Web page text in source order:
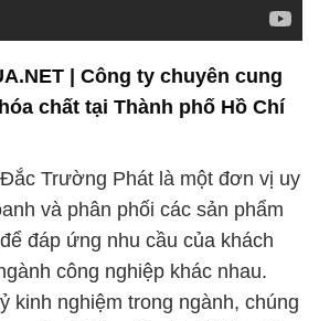
| Công ty chuyên cung
chất tại Thành phố Hồ Chí
Trường Phát là một đơn vị uy
và phân phối các sản phẩm
đáp ứng nhu cầu của khách
công nghiệp khác nhau.
kinh nghiệm trong ngành, chúng